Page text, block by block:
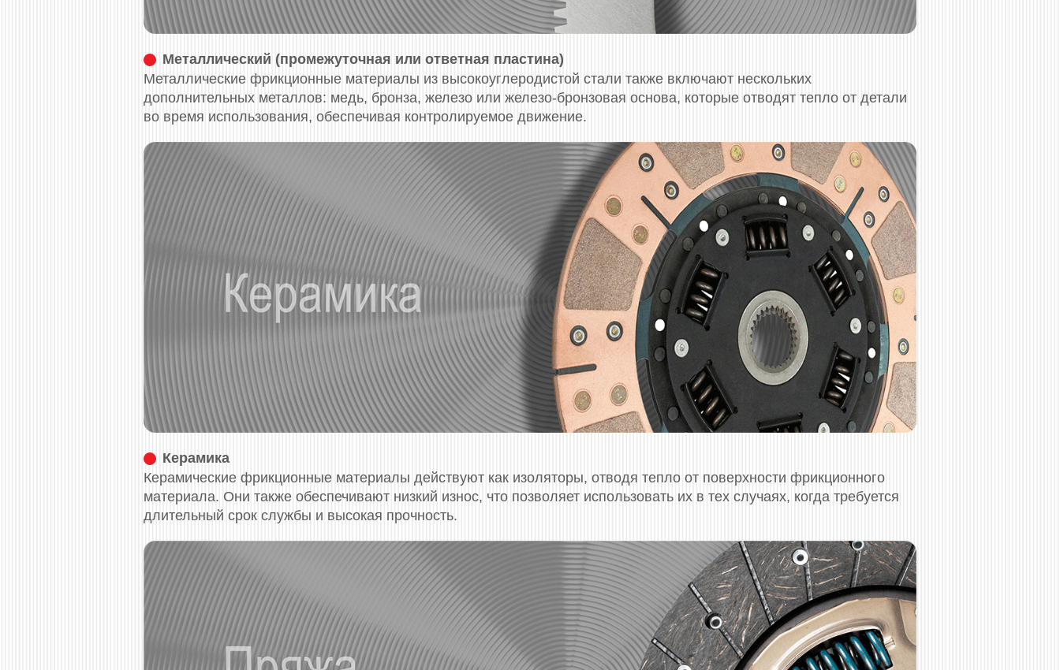
Металлический (промежуточная или ответная пластина)
Металлические фрикционные материалы из высокоуглеродистой стали также включают нескольких
дополнительных металлов: медь, бронза, железо или железо-бронзовая основа, которые отводят тепло от детали
во время использования, обеспечивая контролируемое движение.
Керамика
Керамические фрикционные материалы действуют как изоляторы, отводя тепло от поверхности фрикционного
материала. Они также обеспечивают низкий износ, что позволяет использовать их в тех случаях, когда требуется
длительный срок службы и высокая прочность.